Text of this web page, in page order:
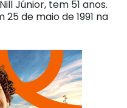
Júnior, tem 51 anos.
de maio de 1991 na